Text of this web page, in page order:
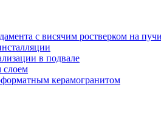
с висячим ростверком на
в подвале
слоем
керамогранитом